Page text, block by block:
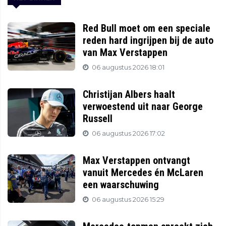
Red Bull moet om een speciale
reden hard ingrijpen bij de auto
van Max Verstappen
06 augustus 2026 18:01
Christijan Albers haalt
verwoestend uit naar George
Russell
06 augustus 2026 17:02
Max Verstappen ontvangt
vanuit Mercedes én McLaren
een waarschuwing
06 augustus 2026 15:29